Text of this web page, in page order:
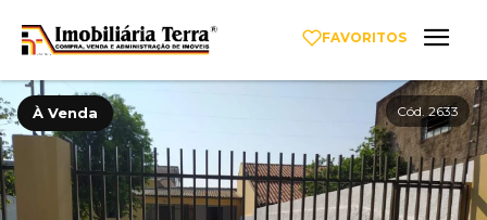
FAVORITOS
À Venda Cód. 2633